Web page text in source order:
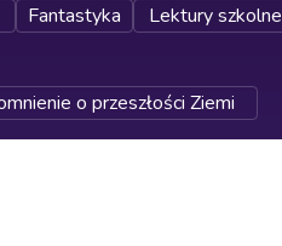
Fantastyka
Lektury szkolne
o przeszłości Ziemi